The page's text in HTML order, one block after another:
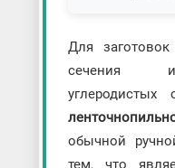
Для
сечения
обычной
тем, что